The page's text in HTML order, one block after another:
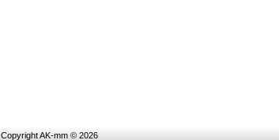
Copyright AK-mm © 2026